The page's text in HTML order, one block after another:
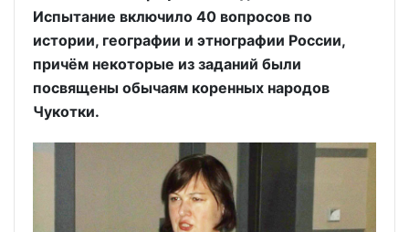
Испытание включило 40 вопросов по
истории, географии и этнографии России,
причём некоторые из заданий были
посвящены обычаям коренных народов
Чукотки.